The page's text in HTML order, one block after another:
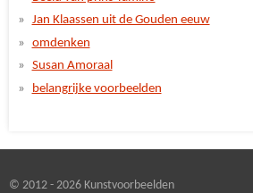
Jan Klaassen uit de Gouden eeuw
omdenken
Susan Amoraal
belangrijke voorbeelden
© 2012 - 2026 Kunstvoorbeelden